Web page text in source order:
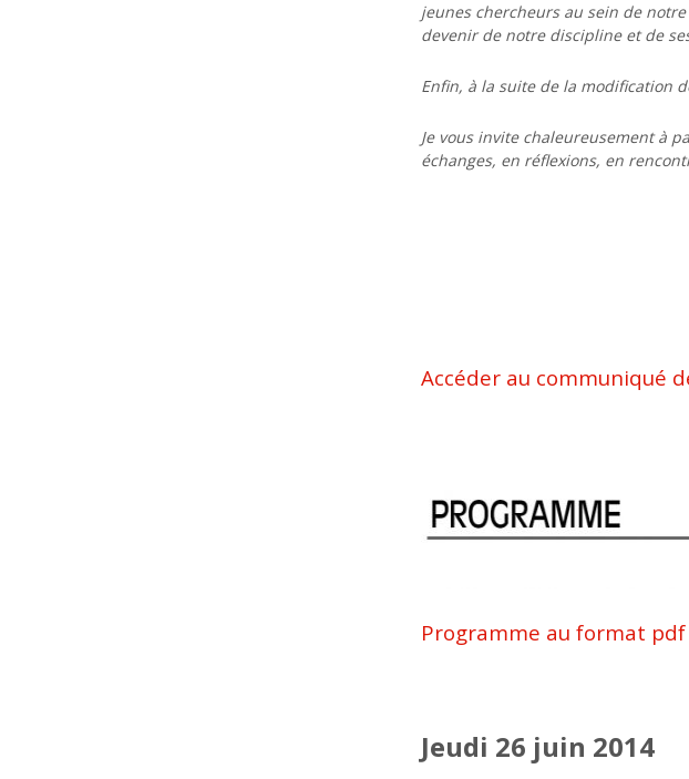
jeunes chercheurs au sein de
devenir de notre discipline et de
Enfin, à la suite de la modification
Je vous invite chaleureusement à
échanges, en réflexions, en
Accéder au communiqué
Programme au format pdf
Jeudi 26 juin 2014